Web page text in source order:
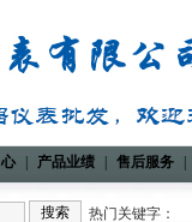
产品业绩 售后服务
热门关键字：